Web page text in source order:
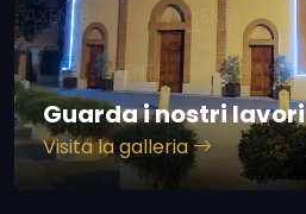
Guarda i nostri lavori
Visita la galleria